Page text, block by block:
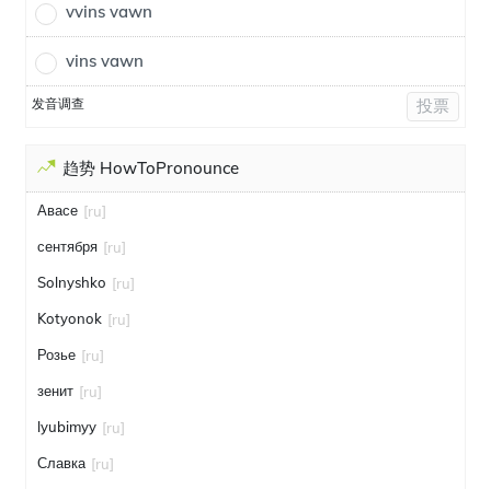
vvins vawn
vins vawn
发音调查 投票
趋势 HowToPronounce
Авасе [ru]
сентября [ru]
Solnyshko [ru]
Kotyonok [ru]
Розье [ru]
зенит [ru]
lyubimyy [ru]
Славка [ru]